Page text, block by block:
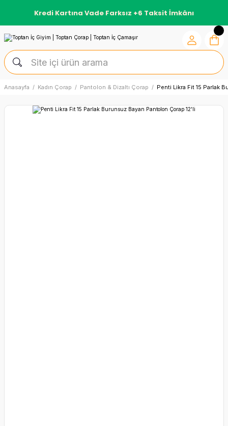
Kredi Kartına Vade Farksız +6 Taksit İmkânı
Anasayfa Kadın Çorap Pantolon & Dizaltı Çorap Penti Likra Fit 15 Parlak